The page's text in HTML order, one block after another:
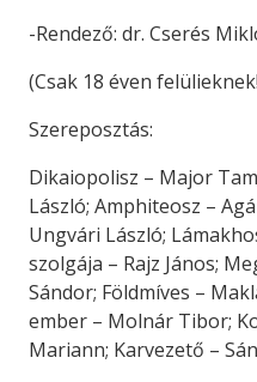
-Rendező: dr. Cserés
(Csak 18 éven
Szereposztás:
Dikaiopolisz – Major
László; Amphiteosz –
Ungvári László;
szolgája – Rajz János;
Sándor; Földmíves –
ember – Molnár Tibor;
Mariann; Karvezető –